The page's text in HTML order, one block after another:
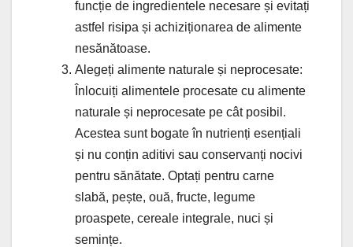
funcție de ingredientele necesare și evitați
astfel risipa și achiziționarea de alimente
nesănătoase.
Alegeți alimente naturale și neprocesate:
Înlocuiți alimentele procesate cu alimente
naturale și neprocesate pe cât posibil.
Acestea sunt bogate în nutrienți esențiali
și nu conțin aditivi sau conservanți nocivi
pentru sănătate. Optați pentru carne
slabă, pește, ouă, fructe, legume
proaspete, cereale integrale, nuci și
semințe.